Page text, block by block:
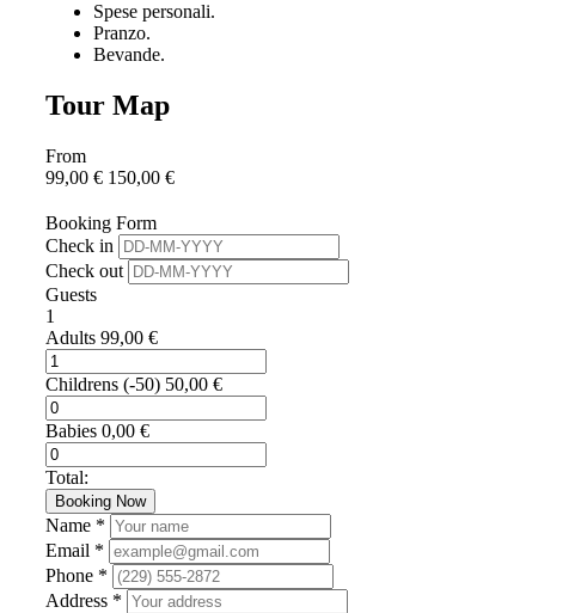
Spese personali.
Pranzo.
Bevande.
Tour Map
From
99,00 € 150,00 €
Booking Form
Check in
Check out
Guests
1
Adults 99,00 €
Childrens (-50) 50,00 €
Babies 0,00 €
Total:
Booking Now
Name *
Email *
Phone *
Address *